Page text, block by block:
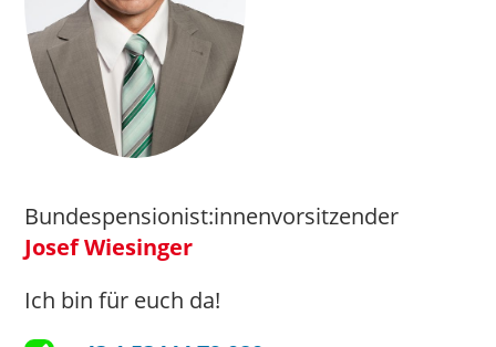
Bundespensionist:innenvorsitzender
Josef Wiesinger
Ich bin für euch da!